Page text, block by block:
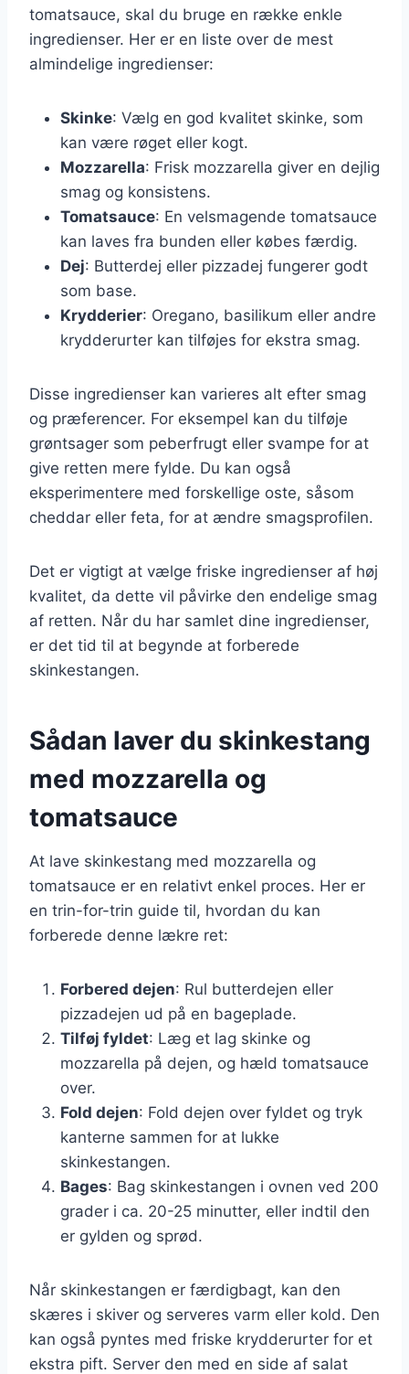
tomatsauce, skal du bruge en række enkle
ingredienser. Her er en liste over de mest
almindelige ingredienser:
Skinke: Vælg en god kvalitet skinke, som
kan være røget eller kogt.
Mozzarella: Frisk mozzarella giver en dejlig
smag og konsistens.
Tomatsauce: En velsmagende tomatsauce
kan laves fra bunden eller købes færdig.
Dej: Butterdej eller pizzadej fungerer godt
som base.
Krydderier: Oregano, basilikum eller andre
krydderurter kan tilføjes for ekstra smag.
Disse ingredienser kan varieres alt efter smag
og præferencer. For eksempel kan du tilføje
grøntsager som peberfrugt eller svampe for at
give retten mere fylde. Du kan også
eksperimentere med forskellige oste, såsom
cheddar eller feta, for at ændre smagsprofilen.
Det er vigtigt at vælge friske ingredienser af høj
kvalitet, da dette vil påvirke den endelige smag
af retten. Når du har samlet dine ingredienser,
er det tid til at begynde at forberede
skinkestangen.
Sådan laver du skinkestang
med mozzarella og
tomatsauce
At lave skinkestang med mozzarella og
tomatsauce er en relativt enkel proces. Her er
en trin-for-trin guide til, hvordan du kan
forberede denne lækre ret:
Forbered dejen: Rul butterdejen eller
pizzadejen ud på en bageplade.
Tilføj fyldet: Læg et lag skinke og
mozzarella på dejen, og hæld tomatsauce
over.
Fold dejen: Fold dejen over fyldet og tryk
kanterne sammen for at lukke
skinkestangen.
Bages: Bag skinkestangen i ovnen ved 200
grader i ca. 20-25 minutter, eller indtil den
er gylden og sprød.
Når skinkestangen er færdigbagt, kan den
skæres i skiver og serveres varm eller kold. Den
kan også pyntes med friske krydderurter for et
ekstra pift. Server den med en side af salat